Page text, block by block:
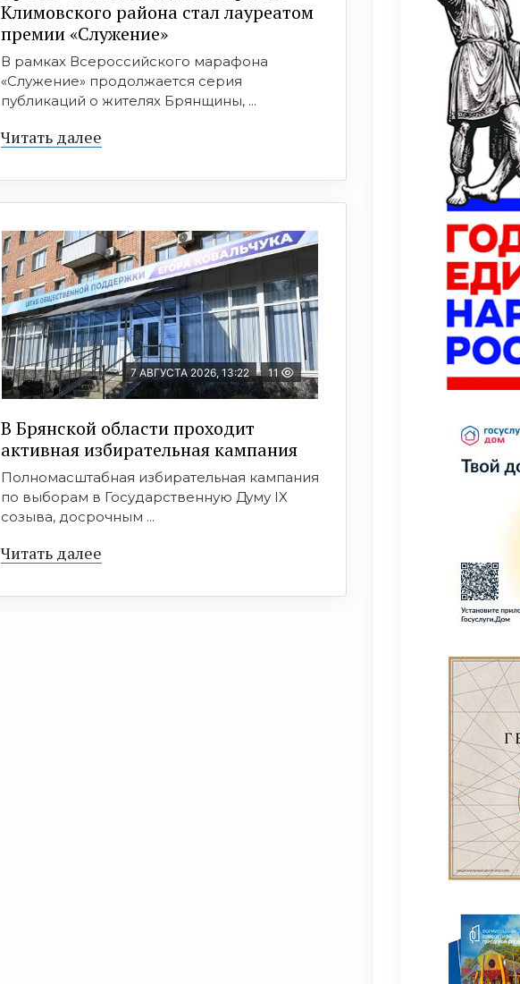
Климовского района стал лауреатом
премии «Служение»
В рамках Всероссийского марафона
«Служение» продолжается серия
публикаций о жителях Брянщины, ...
Читать далее
7 АВГУСТА 2026, 13:22 11
В Брянской области проходит
активная избирательная кампания
Полномасштабная избирательная кампания
по выборам в Государственную Думу IX
созыва, досрочным ...
Читать далее